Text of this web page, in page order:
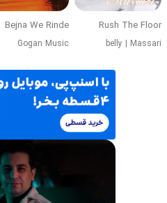
Rush The Floor
belly | Massari
Bejna We Rinde
Gogan Music